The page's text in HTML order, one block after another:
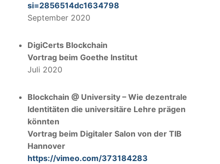
si=2856514dc1634798
September 2020
DigiCerts Blockchain
Vortrag beim Goethe Institut
Juli 2020
Blockchain @ University – Wie dezentrale
Identitäten die universitäre Lehre prägen
könnten
Vortrag beim Digitaler Salon von der TIB
Hannover
https://vimeo.com/373184283